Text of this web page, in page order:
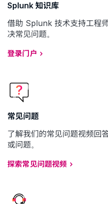
Splunk 知识库
借助 Splunk 技术支持工程
决常见问题。
登录门户
常见问题
了解我们的常见问题视频回
或问题。
探索常见问题视频